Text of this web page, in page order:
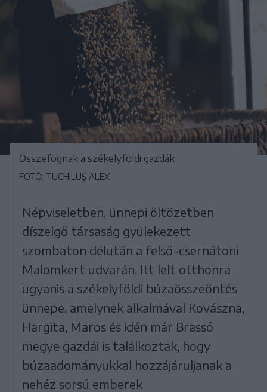
Összefognak a székelyföldi gazdák
FOTÓ: TUCHILUȘ ALEX
Népviseletben, ünnepi öltözetben
díszelgő társaság gyülekezett
szombaton délután a felső-csernátoni
Malomkert udvarán. Itt lelt otthonra
ugyanis a székelyföldi búzaösszeöntés
ünnepe, amelynek alkalmával Kovászna,
Hargita, Maros és idén már Brassó
megye gazdái is találkoztak, hogy
búzaadományukkal hozzájáruljanak a
nehéz sorsú emberek